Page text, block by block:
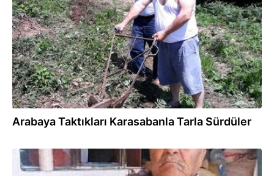
Arabaya Taktıkları Karasabanla Tarla Sürdüler
22.03.2019